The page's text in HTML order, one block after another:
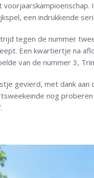
een indrukkende
tegen de nummer
Een kwartiertje na
van de nummer 3,
gevierd, met dank
nog